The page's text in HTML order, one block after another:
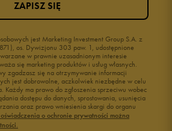
jest Marketing Investment Group S.A. z
os. Dywizjonu 303 paw. 1, udostępnione
w prawnie uzasadnionym interesie
się marketing produktów i usług własnych.
zgadzasz się na otrzymywanie informacji
jest dobrowolne, aczkolwiek niezbędne w celu
Każdy ma prawo do zgłoszenia sprzeciwu wobec
dostępu do danych, sprostowania, usunięcia
oraz prawo wniesienia skargi do organu
oświadczenia o ochronie prywatności można
ZAPISZ SIĘ